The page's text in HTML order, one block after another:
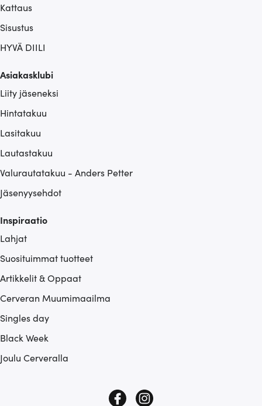
Kattaus
Sisustus
HYVÄ DIILI
Asiakasklubi
Liity jäseneksi
Hintatakuu
Lasitakuu
Lautastakuu
Valurautatakuu - Anders Petter
Jäsenyysehdot
Inspiraatio
Lahjat
Suosituimmat tuotteet
Artikkelit & Oppaat
Cerveran Muumimaailma
Singles day
Black Week
Joulu Cerveralla